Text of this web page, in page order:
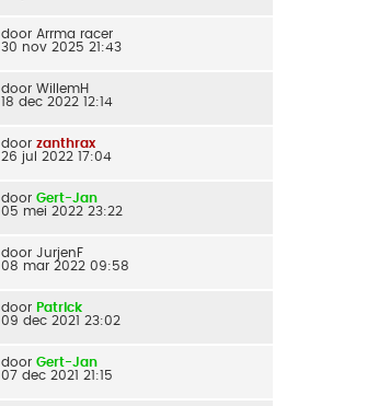
door Arrma racer
30 nov 2025 21:43
door WillemH
18 dec 2022 12:14
door zanthrax
26 jul 2022 17:04
door Gert-Jan
05 mei 2022 23:22
door JurjenF
08 mar 2022 09:58
door Patrick
09 dec 2021 23:02
door Gert-Jan
07 dec 2021 21:15